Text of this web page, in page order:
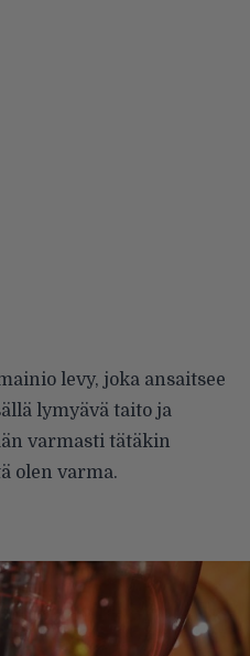
levy, joka ansaitsee
lymyävä taito ja
varmasti tätäkin
olen varma.